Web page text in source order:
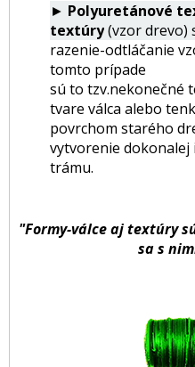
► Polyuretánové
textúry(vzor drevo)
razenie-odtláčanie
tomto prípade
sú to tzv.nekonečné
tvare válca alebo
povrchom starého
vytvorenie dokonalej
trámu.
"Formy-válce aj textúry
sa s